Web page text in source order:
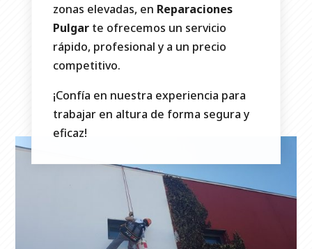
zonas elevadas, en Reparaciones
Pulgarte ofrecemos un servicio
rápido, profesional y a un precio
competitivo.
¡Confía en nuestra experiencia para
trabajar en altura de forma segura y
eficaz!